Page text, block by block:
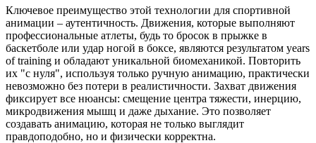
Ключевое преимущество этой технологии для спортивной
анимации – аутентичность. Движения, которые выполняют
профессиональные атлеты, будь то бросок в прыжке в
баскетболе или удар ногой в боксе, являются результатом years
of training и обладают уникальной биомеханикой. Повторить
их "с нуля", используя только ручную анимацию, практически
невозможно без потери в реалистичности. Захват движения
фиксирует все нюансы: смещение центра тяжести, инерцию,
микродвижения мышц и даже дыхание. Это позволяет
создавать анимацию, которая не только выглядит
правдоподобно, но и физически корректна.